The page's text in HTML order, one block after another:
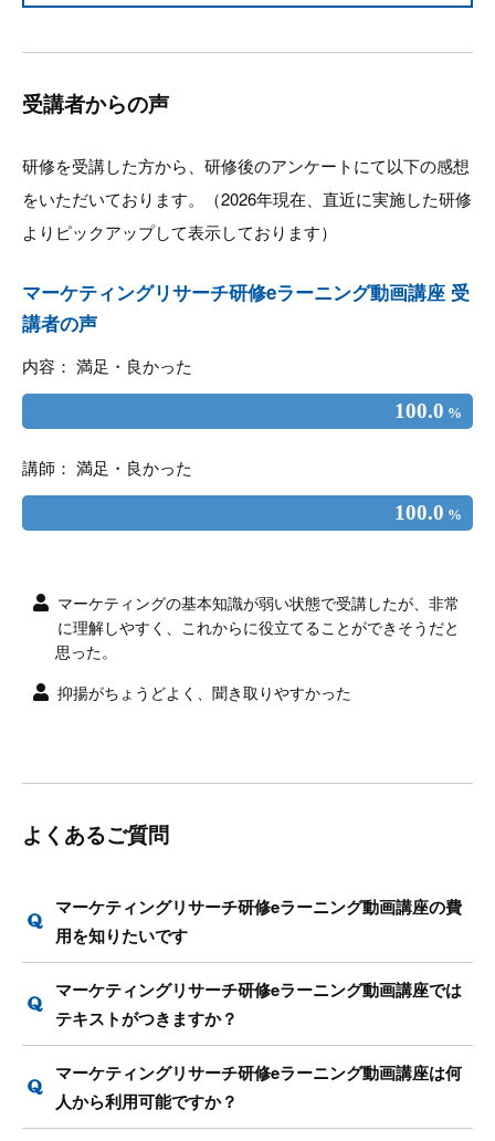
受講者からの声
研修を受講した方から、研修後のアンケートにて以下の感想
をいただいております。（2026年現在、直近に実施した研修
よりピックアップして表示しております）
マーケティングリサーチ研修eラーニング動画講座 受
講者の声
内容： 満足・良かった
100.0 %
講師： 満足・良かった
100.0 %
マーケティングの基本知識が弱い状態で受講したが、非常
に理解しやすく、これからに役立てることができそうだと
思った。
抑揚がちょうどよく、聞き取りやすかった
よくあるご質問
マーケティングリサーチ研修eラーニング動画講座の費
用を知りたいです
マーケティングリサーチ研修eラーニング動画講座では
テキストがつきますか？
マーケティングリサーチ研修eラーニング動画講座は何
人から利用可能ですか？